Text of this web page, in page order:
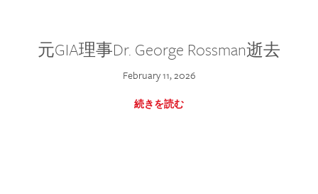
元GIA理事Dr. George Rossman逝去
February 11, 2026
続きを読む